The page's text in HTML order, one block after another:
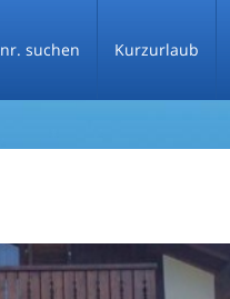
suchen Kurzurlaub